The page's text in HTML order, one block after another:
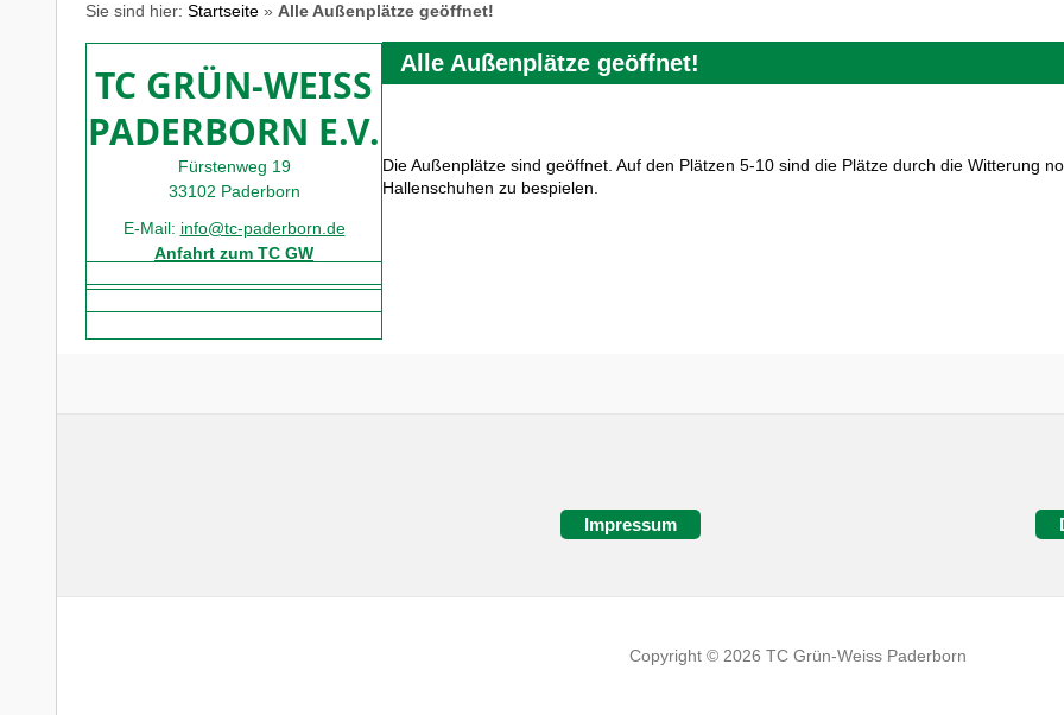
Sie sind hier: Startseite » Alle Außenplätze geöffnet!
TC GRÜN-WEISS
PADERBORN E.V.
Fürstenweg 19
33102 Paderborn
E-Mail: info@tc-paderborn.de
Anfahrt zum TC GW
Alle Außenplätze geöffnet!
Die Außenplätze sind geöffnet. Auf den Plätzen 5-10 sind die Plätze durch die Witterung
Hallenschuhen zu bespielen.
Impressum
Copyright © 2026 TC Grün-Weiss Paderborn